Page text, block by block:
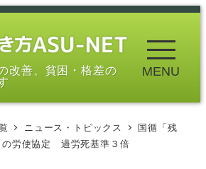
改善、貧困・格差の MENU
ニュース・トピックス
国循「残
の労使協定 過労死基準３倍